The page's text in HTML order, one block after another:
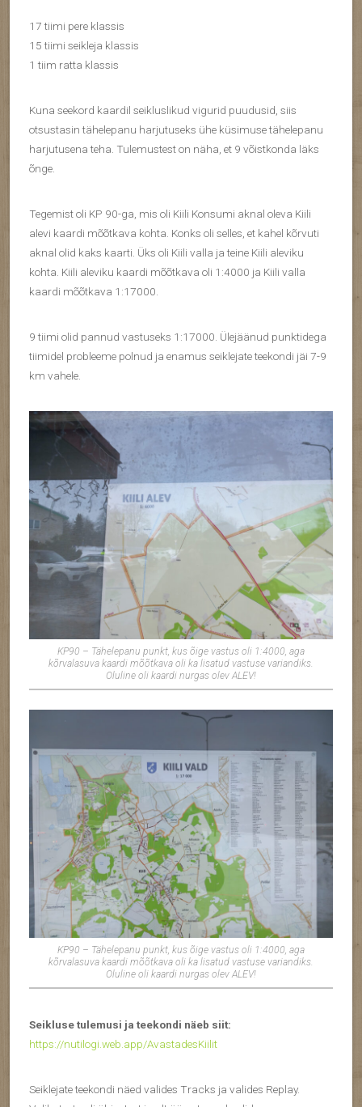
17 tiimi pere klassis
15 tiimi seikleja klassis
1 tiim ratta klassis
Kuna seekord kaardil seikluslikud vigurid puudusid, siis
otsustasin tähelepanu harjutuseks ühe küsimuse tähelepanu
harjutusena teha. Tulemustest on näha, et 9 võistkonda läks
õnge.
Tegemist oli KP 90-ga, mis oli Kiili Konsumi aknal oleva Kiili
alevi kaardi mõõtkava kohta. Konks oli selles, et kahel kõrvuti
aknal olid kaks kaarti. Üks oli Kiili valla ja teine Kiili aleviku
kohta. Kiili aleviku kaardi mõõtkava oli 1:4000 ja Kiili valla
kaardi mõõtkava 1:17000.
9 tiimi olid pannud vastuseks 1:17000. Ülejäänud punktidega
tiimidel probleeme polnud ja enamus seiklejate teekondi jäi 7-9
km vahele.
KP90 – Tähelepanu punkt, kus õige vastus oli 1:4000, aga
kõrvalasuva kaardi mõõtkava oli ka lisatud vastuse variandiks.
Oluline oli kaardi nurgas olev ALEV!
KP90 – Tähelepanu punkt, kus õige vastus oli 1:4000, aga
kõrvalasuva kaardi mõõtkava oli ka lisatud vastuse variandiks.
Oluline oli kaardi nurgas olev ALEV!
Seikluse tulemusi ja teekondi näeb siit:
https://nutilogi.web.app/AvastadesKiilit
Seiklejate teekondi näed valides Tracks ja valides Replay.